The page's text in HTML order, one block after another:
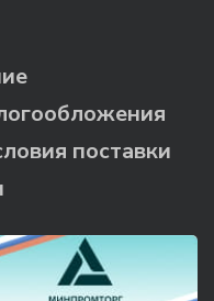
поставки